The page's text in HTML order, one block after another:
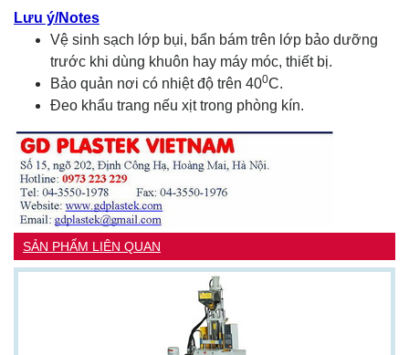
Lưu ý/Notes
Vệ sinh sạch lớp bụi, bẩn bám trên lớp bảo dưỡng
trước khi dùng khuôn hay máy móc, thiết bị.
Bảo quản nơi có nhiệt độ trên 400C.
Đeo khẩu trang nếu xịt trong phòng kín.
SẢN PHẨM LIÊN QUAN